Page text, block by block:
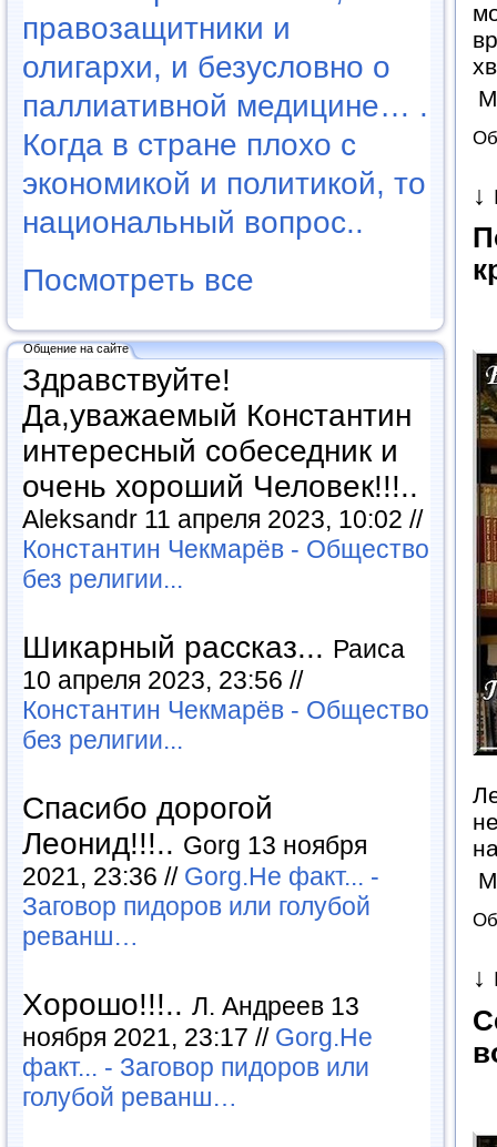
правозащитники и
олигархи, и безусловно о
паллиативной медицине… .
Когда в стране плохо с
экономикой и политикой, то
национальный вопрос..
Посмотреть все
Общение на сайте
Здравствуйте!
Да,уважаемый Константин
интересный собеседник и
очень хороший Человек!!!..
Aleksandr 11 апреля 2023, 10:02 //
Константин Чекмарёв - Общество
без религии...
Шикарный рассказ... Раиса
10 апреля 2023, 23:56 //
Константин Чекмарёв - Общество
без религии...
Спасибо дорогой
Леонид!!!.. Gorg 13 ноября
2021, 23:36 // Gorg.Не факт... -
Заговор пидоров или голубой
реванш…
Хорошо!!!.. Л. Андреев 13
ноября 2021, 23:17 // Gorg.Не
факт... - Заговор пидоров или
голубой реванш…